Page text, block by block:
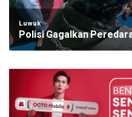
Luwuk
Polisi Gagalkan